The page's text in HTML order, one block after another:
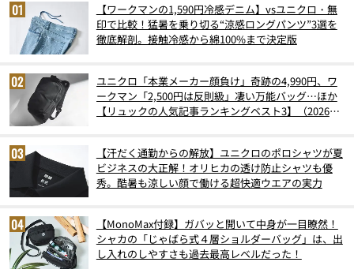
【ワークマンの1,590円冷感デニム】vsユニクロ・無
印で比較！猛暑を乗り切る“涼感ロングパンツ”3選を
徹底解剖。接触冷感から綿100%まで決定版
ユニクロ「本業メーカー顔負け」奇跡の4,990円、ワ
ークマン「2,500円は反則級」凄い万能バッグ…ほか
【リュックの人気記事ランキングベスト3】（2026年
【汗だく通勤からの解放】ユニクロのポロシャツが夏
ビジネスの大正解！オリヒカの透け防止シャツも優
秀。酷暑も涼しい顔で働ける超快適ウエアの実力
【MonoMax付録】ガバッと開いて中身が一目瞭然！
シャカの「じゃばら式４層ショルダーバッグ」は、出
し入れのしやすさも過去最高レベルだった！